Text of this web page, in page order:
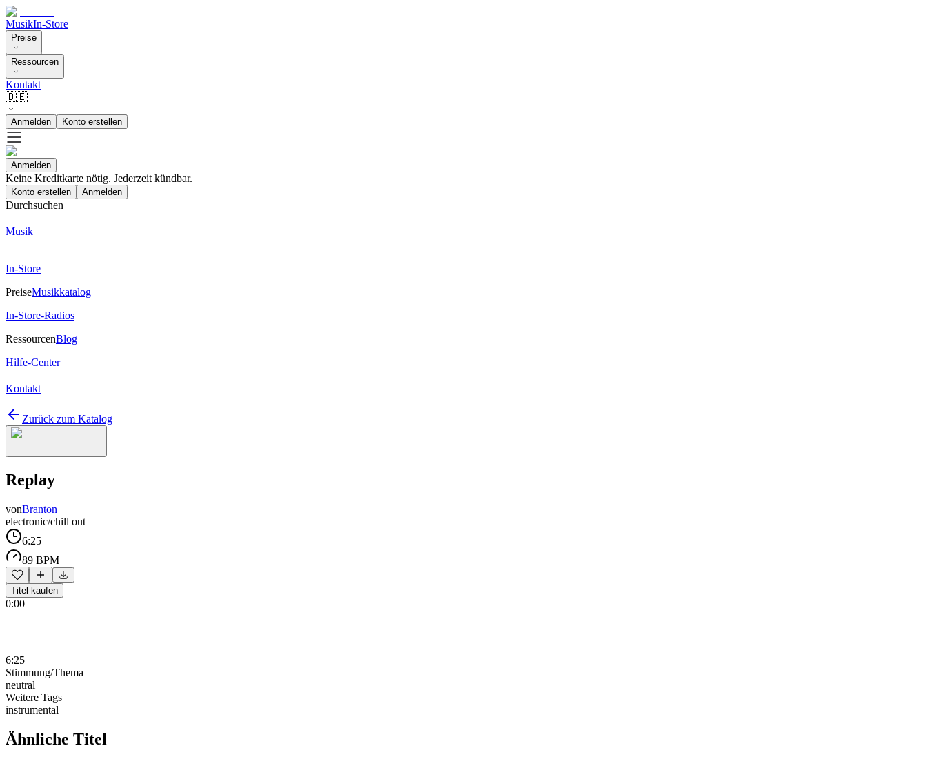
MusikIn-Store
Preise
Ressourcen
Kontakt
🇩🇪
Anmelden Konto erstellen
Anmelden
Keine Kreditkarte nötig. Jederzeit kündbar.
Konto erstellen Anmelden
Durchsuchen
Musik
In-Store
PreiseMusikkatalog
In-Store-Radios
RessourcenBlog
Hilfe-Center
Kontakt
Zurück zum Katalog
Replay
vonBranton
electronic/chill out
6:25
89 BPM
Titel kaufen
0:00
6:25
Stimmung/Thema
neutral
Weitere Tags
instrumental
Ähnliche Titel